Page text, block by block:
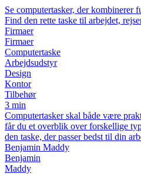
Se computertasker, der kombinerer
Find den rette taske til arbejdet,
Firmaer
Firmaer
Computertaske
Arbejdsudstyr
Design
Kontor
Tilbehør
3 min
Computertasker skal både være
får du et overblik over forskellige
den taske, der passer bedst til din
Benjamin Maddy
Benjamin
Maddy